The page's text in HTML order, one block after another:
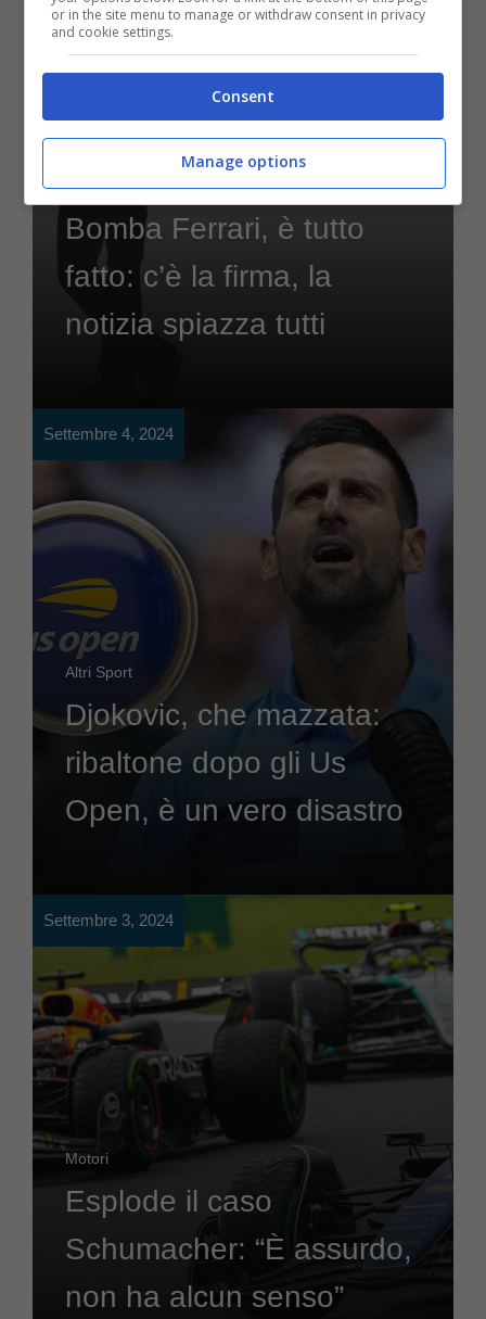
Motori
Bomba Ferrari, è tutto
fatto: c’è la firma, la
notizia spiazza tutti
Settembre 4, 2024
Altri Sport
Djokovic, che mazzata:
ribaltone dopo gli Us
Open, è un vero disastro
Settembre 3, 2024
Motori
Esplode il caso
Schumacher: “È assurdo,
non ha alcun senso”
or in the site menu to manage or withdraw consent in privacy
and cookie settings.
Consent
Manage options